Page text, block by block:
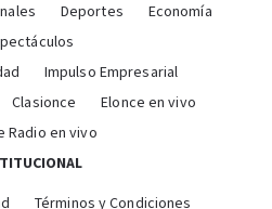
Deportes
Economía
Impulso Empresarial
Clasionce
Elonce en vivo
Radio en vivo
Términos y Condiciones